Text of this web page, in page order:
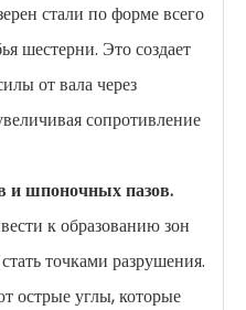
стали по форме всего
шестерни. Это создает
от вала через
сопротивление
и шпоночных пазов.
к образованию зон
точками разрушения.
острые углы, которые